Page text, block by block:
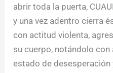
abrir toda la puerta,
y una vez adentro cierra
con actitud violenta,
su cuerpo, notándolo
estado de